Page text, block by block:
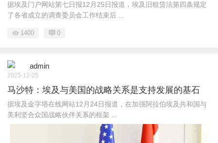
据埃及门户网站第七日报12月25日报道，埃及旧租赁法第四条规定
了各省成立的调查委员会工作结束后 ...
1400 0
admin
2025-12-25
马沙特：埃及与美国的战略关系是支持发展的基石
据埃及金字塔在线网站12月24日报道，‌在加强阿拉伯埃及共和国与
美利坚合众国战略伙伴关系的框架 ...